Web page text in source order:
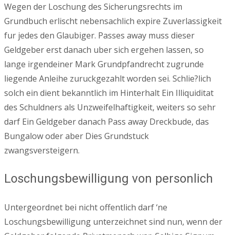
Wegen der Loschung des Sicherungsrechts im
Grundbuch erlischt nebensachlich expire Zuverlassigkeit
fur jedes den Glaubiger. Passes away muss dieser
Geldgeber erst danach uber sich ergehen lassen, so
lange irgendeiner Mark Grundpfandrecht zugrunde
liegende Anleihe zuruckgezahlt worden sei. Schlie?lich
solch ein dient bekanntlich im Hinterhalt Ein Illiquiditat
des Schuldners als Unzweifelhaftigkeit, weiters so sehr
darf Ein Geldgeber danach Pass away Dreckbude, das
Bungalow oder aber Dies Grundstuck
zwangsversteigern.
Loschungsbewilligung von personlich
Untergeordnet bei nicht offentlich darf ‘ne
Loschungsbewilligung unterzeichnet sind nun, wenn der